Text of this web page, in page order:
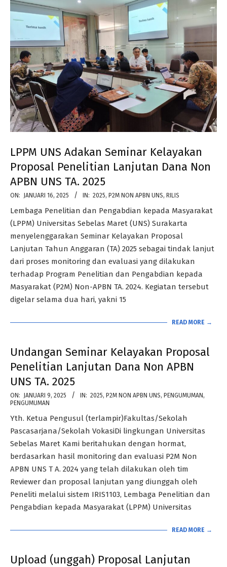
LPPM UNS Adakan Seminar Kelayakan
Proposal Penelitian Lanjutan Dana Non
APBN UNS TA. 2025
2025-
01-
16
ON: JANUARI 16, 2025 IN: 2025, P2M NON APBN UNS, RILIS
Lembaga Penelitian dan Pengabdian kepada Masyarakat
(LPPM) Universitas Sebelas Maret (UNS) Surakarta
menyelenggarakan Seminar Kelayakan Proposal
Lanjutan Tahun Anggaran (TA) 2025 sebagai tindak lanjut
dari proses monitoring dan evaluasi yang dilakukan
terhadap Program Penelitian dan Pengabdian kepada
Masyarakat (P2M) Non-APBN TA. 2024. Kegiatan tersebut
digelar selama dua hari, yakni 15
READ MORE →
Undangan Seminar Kelayakan Proposal
Penelitian Lanjutan Dana Non APBN
UNS TA. 2025
2025-
01-
09
ON: JANUARI 9, 2025 IN: 2025, P2M NON APBN UNS, PENGUMUMAN,
PENGUMUMAN
Yth. Ketua Pengusul (terlampir)Fakultas/Sekolah
Pascasarjana/Sekolah VokasiDi lingkungan Universitas
Sebelas Maret Kami beritahukan dengan hormat,
berdasarkan hasil monitoring dan evaluasi P2M Non
APBN UNS T A. 2024 yang telah dilakukan oleh tim
Reviewer dan proposal lanjutan yang diunggah oleh
Peneliti melalui sistem IRIS1103, Lembaga Penelitian dan
Pengabdian kepada Masyarakat (LPPM) Universitas
READ MORE →
Upload (unggah) Proposal Lanjutan